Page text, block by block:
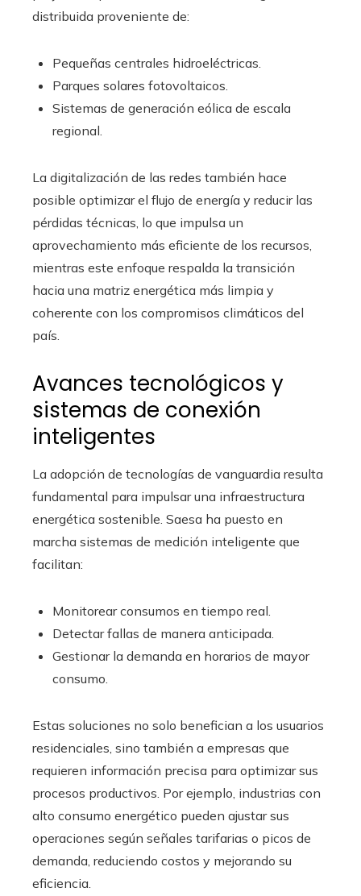
distribuida proveniente de:
Pequeñas centrales hidroeléctricas.
Parques solares fotovoltaicos.
Sistemas de generación eólica de escala
regional.
La digitalización de las redes también hace
posible optimizar el flujo de energía y reducir las
pérdidas técnicas, lo que impulsa un
aprovechamiento más eficiente de los recursos,
mientras este enfoque respalda la transición
hacia una matriz energética más limpia y
coherente con los compromisos climáticos del
país.
Avances tecnológicos y
sistemas de conexión
inteligentes
La adopción de tecnologías de vanguardia resulta
fundamental para impulsar una infraestructura
energética sostenible. Saesa ha puesto en
marcha sistemas de medición inteligente que
facilitan:
Monitorear consumos en tiempo real.
Detectar fallas de manera anticipada.
Gestionar la demanda en horarios de mayor
consumo.
Estas soluciones no solo benefician a los usuarios
residenciales, sino también a empresas que
requieren información precisa para optimizar sus
procesos productivos. Por ejemplo, industrias con
alto consumo energético pueden ajustar sus
operaciones según señales tarifarias o picos de
demanda, reduciendo costos y mejorando su
eficiencia.